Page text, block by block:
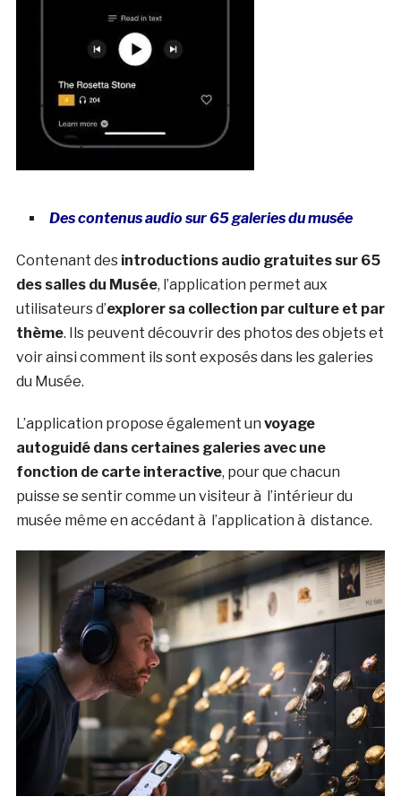
Des contenus audio sur 65 galeries du musée
Contenant des introductions audio gratuites sur 65
des salles du Musée, l’application permet aux
utilisateurs d’explorer sa collection par culture et par
thème. Ils peuvent découvrir des photos des objets et
voir ainsi comment ils sont exposés dans les galeries
du Musée.
L’application propose également un voyage
autoguidé dans certaines galeries avec une
fonction de carte interactive, pour que chacun
puisse se sentir comme un visiteur à l’intérieur du
musée même en accédant à l’application à distance.